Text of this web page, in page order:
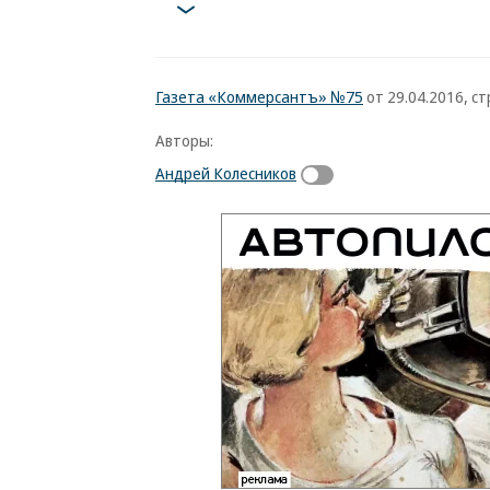
Газета «Коммерсантъ» №75 от 29.04.2016,
Авторы:
Андрей Колесников